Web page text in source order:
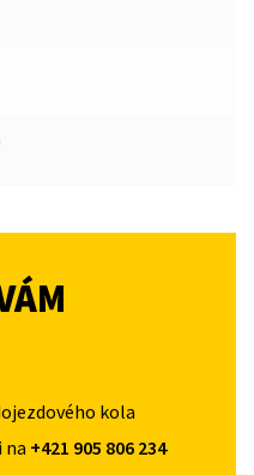
kola
na +421 905 806 234